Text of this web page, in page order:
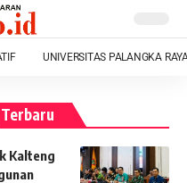
UNIVERSITAS PALANGKA
Kalteng